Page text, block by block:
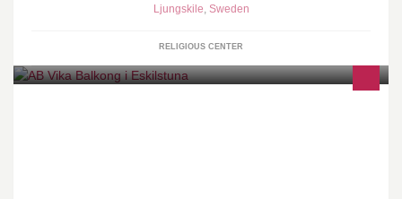
Ljungskile, Sweden
RELIGIOUS CENTER